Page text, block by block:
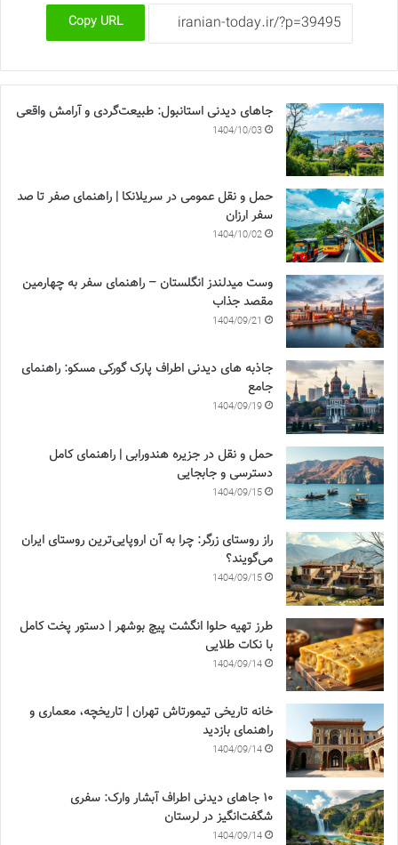
Copy URL
جاهای دیدنی استانبول: طبیعت‌گردی و آرامش واقعی
1404/10/03
حمل و نقل عمومی در سریلانکا | راهنمای صفر تا صد
سفر ارزان
1404/10/02
وست میدلندز انگلستان – راهنمای سفر به چهارمین
مقصد جذاب
1404/09/21
جاذبه های دیدنی اطراف پارک گورکی مسکو: راهنمای
جامع
1404/09/19
حمل و نقل در جزیره هندورابی | راهنمای کامل
دسترسی و جابجایی
1404/09/15
راز روستای زرگر: چرا به آن اروپایی‌ترین روستای ایران
می‌گویند؟
1404/09/15
طرز تهیه حلوا انگشت پیچ بوشهر | دستور پخت کامل
با نکات طلایی
1404/09/14
خانه تاریخی تیمورتاش تهران | تاریخچه، معماری و
راهنمای بازدید
1404/09/14
۱۰ جاهای دیدنی اطراف آبشار وارک: سفری
شگفت‌انگیز در لرستان
1404/09/14